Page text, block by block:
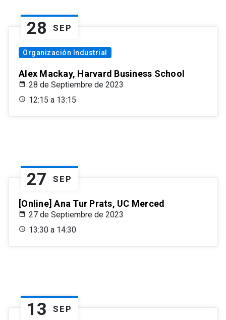
28 SEP
Organización Industrial
Alex Mackay, Harvard Business School
28 de Septiembre de 2023
12:15 a 13:15
27 SEP
[Online] Ana Tur Prats, UC Merced
27 de Septiembre de 2023
13:30 a 14:30
13 SEP